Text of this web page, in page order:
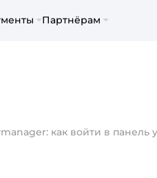
Партнёрам
как войти в панель